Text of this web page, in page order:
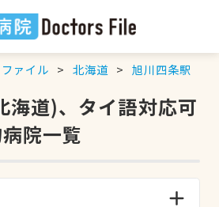
ァイル 北海道 旭川四条駅
海道)、タイ語対応可
院一覧